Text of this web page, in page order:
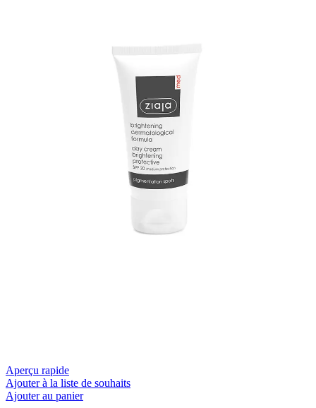
Aperçu rapide
Ajouter à la liste de souhaits
Ajouter au panier